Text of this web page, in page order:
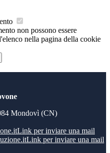
non possono essere
nella pagina della cookie
Mondovì (CN)
Link per inviare una mail
Link per inviare una mail